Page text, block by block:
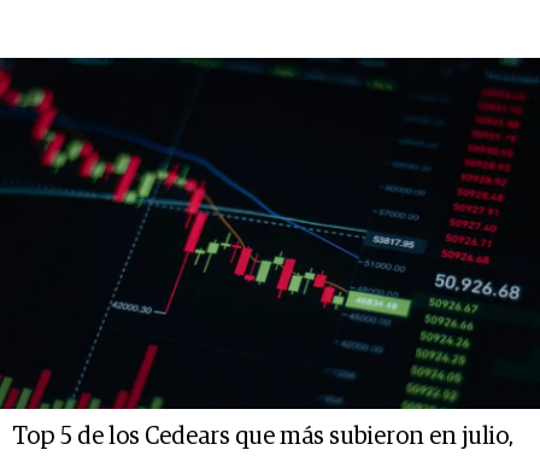
Top 5 de los Cedears que más subieron en julio,